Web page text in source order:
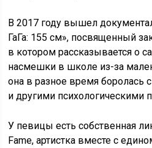
В 2017 году вышел
ГаГа: 155 см», посвященный
в котором рассказывается о
насмешки в школе из-за
она в разное время боролась
и другими психологическими
У певицы есть собственная
Fame, артистка вместе с